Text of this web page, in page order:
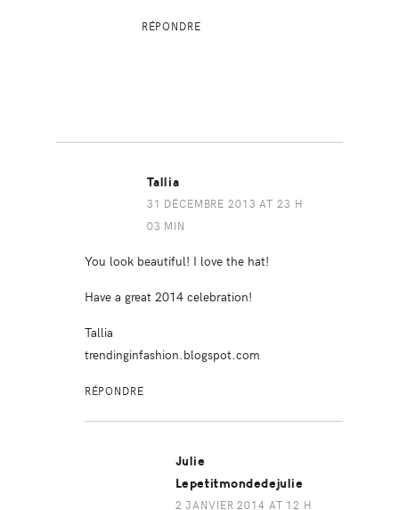
RÉPONDRE
Tallia
31 DÉCEMBRE 2013 AT 23 H
03 MIN
You look beautiful! I love the hat!
Have a great 2014 celebration!
Tallia
trendinginfashion.blogspot.com
RÉPONDRE
Julie
Lepetitmondedejulie
2 JANVIER 2014 AT 12 H